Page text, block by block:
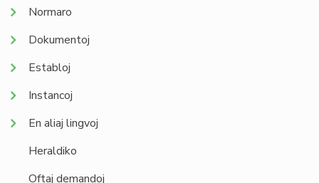
Normaro
Dokumentoj
Establoj
Instancoj
En aliaj lingvoj
Heraldiko
Oftaj demandoj